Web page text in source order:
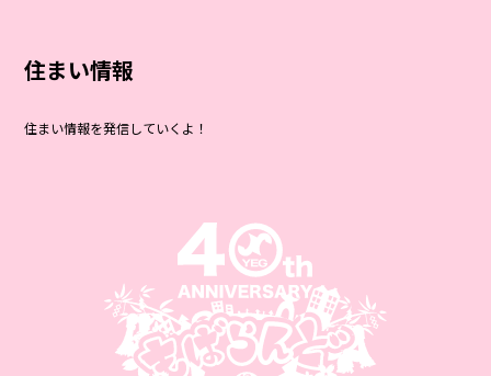
住まい情報
住まい情報を発信していくよ！